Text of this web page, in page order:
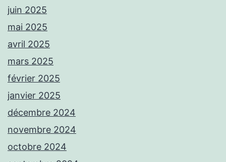
juin 2025
mai 2025
avril 2025
mars 2025
février 2025
janvier 2025
décembre 2024
novembre 2024
octobre 2024